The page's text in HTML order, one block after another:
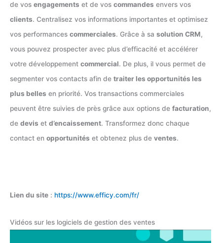
de vos engagements et de vos commandes envers vos
clients. Centralisez vos informations importantes et optimisez
vos performances commerciales. Grâce à sa solution CRM,
vous pouvez prospecter avec plus d’efficacité et accélérer
votre développement commercial. De plus, il vous permet de
segmenter vos contacts afin de traiter les opportunités les
plus belles en priorité. Vos transactions commerciales
peuvent être suivies de près grâce aux options de facturation,
de devis et d’encaissement. Transformez donc chaque
contact en opportunités et obtenez plus de ventes.
Lien du site : https://www.efficy.com/fr/
Vidéos sur les logiciels de gestion des ventes